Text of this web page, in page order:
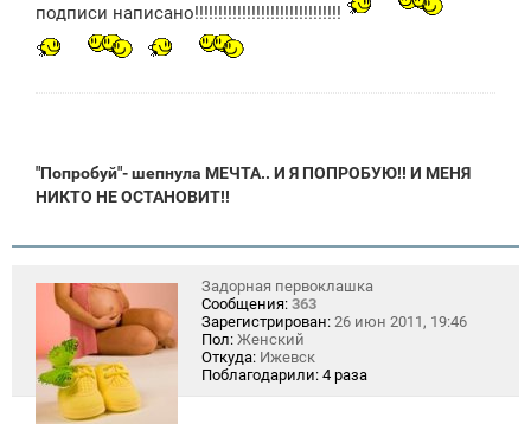
подписи написано!!!!!!!!!!!!!!!!!!!!!!!!!!!!!!!
"Попробуй"- шепнула МЕЧТА.. И Я ПОПРОБУЮ!! И МЕНЯ
НИКТО НЕ ОСТАНОВИТ!!
Задорная первоклашка
Сообщения: 363
Зарегистрирован: 26 июн 2011, 19:46
Пол: Женский
Откуда: Ижевск
Поблагодарили: 4 раза